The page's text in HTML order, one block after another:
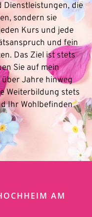
Dienstleistungen, die
sondern sie
Kurs und jede
und fein
Das Ziel ist stets
Sie auf mein
Jahre hinweg
Weiterbildung stets
Ihr Wohlbefinden
AM